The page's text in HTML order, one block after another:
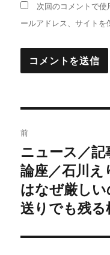
次回のコメントで
ールアドレス、サイトを
稿
ナ
ビ
前
前
の
投
稿:
ニュース／記
論座／石川え
はなぜ厳し
送りでも残る